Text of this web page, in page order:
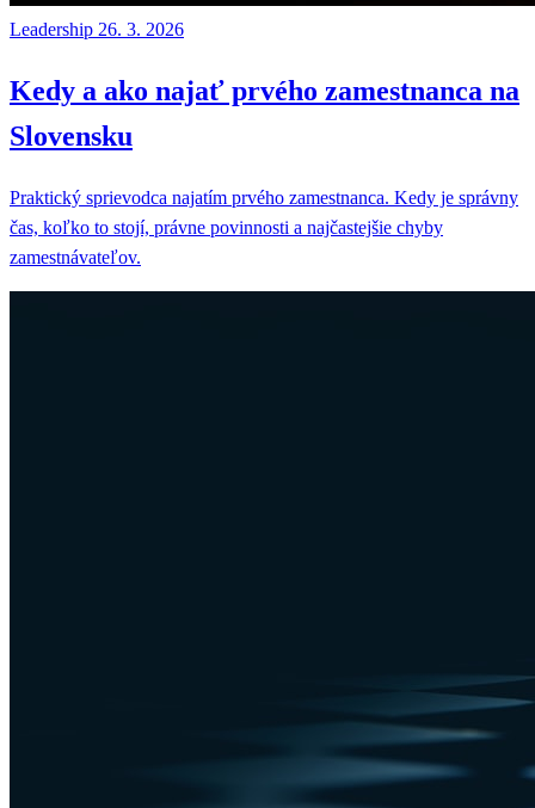
Leadership 26. 3. 2026
Kedy a ako najať prvého zamestnanca na
Slovensku
Praktický sprievodca najatím prvého zamestnanca. Kedy je správny
čas, koľko to stojí, právne povinnosti a najčastejšie chyby
zamestnávateľov.